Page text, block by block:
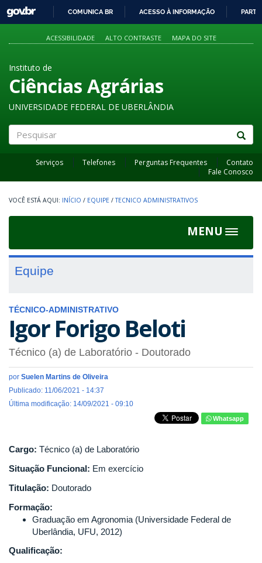
PARA
O
GOVBR
COMUNICA BR ACESSO À INFORMAÇÃO
ACESSIBILIDADE ALTO CONTRASTE MAPA DO SITE
Instituto de
Ciências Agrárias
UNIVERSIDADE FEDERAL DE UBERLÂNDIA
Serviços Telefones Perguntas Frequentes
Contato
Fale Conosco
INÍCIO / EQUIPE / TECNICO ADMINISTRATIVOS
MENU
Toggle
Equipe
TÉCNICO-ADMINISTRATIVO
Igor Forigo Beloti
Técnico (a) de Laboratório - Doutorado
por Suelen Martins de Oliveira
Publicado: 11/06/2021 - 14:37
Última modificação: 14/09/2021 - 09:10
Whatsapp
Cargo: Técnico (a) de Laboratório
Situação Funcional: Em exercício
Titulação: Doutorado
Formação:
Graduação em Agronomia (Universidade Federal de
Uberlândia, UFU, 2012)
Qualificação: